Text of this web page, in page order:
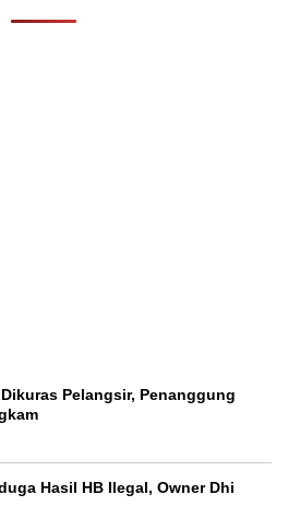
Pelangsir, Penanggung
Hasil HB Ilegal, Owner Dhi